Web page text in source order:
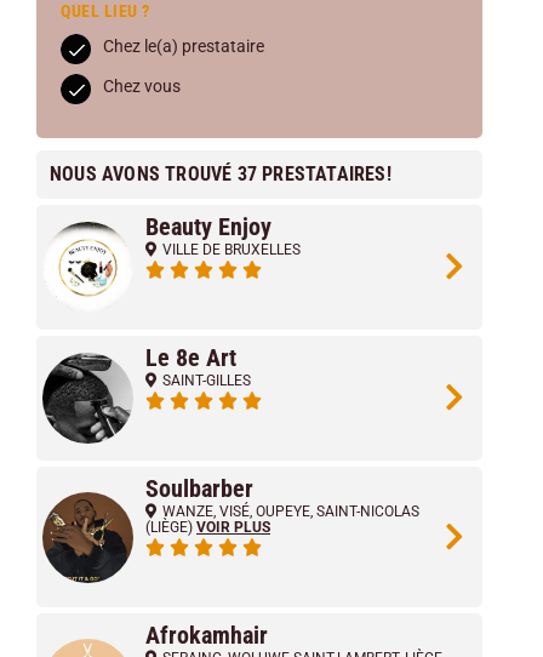
QUEL LIEU ?
Chez le(a) prestataire
Chez vous
NOUS AVONS TROUVÉ 37 PRESTATAIRES!
Beauty Enjoy
VILLE DE BRUXELLES
Le 8e Art
SAINT-GILLES
Soulbarber
WANZE, VISÉ, OUPEYE, SAINT-NICOLAS
(LIÈGE) VOIR PLUS
Afrokamhair